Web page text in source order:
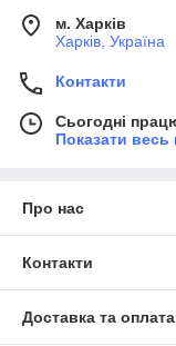
м. Харків
Харків, Україна
Контакти
Сьогодні
Показати весь
Про нас
Контакти
Доставка та оплата